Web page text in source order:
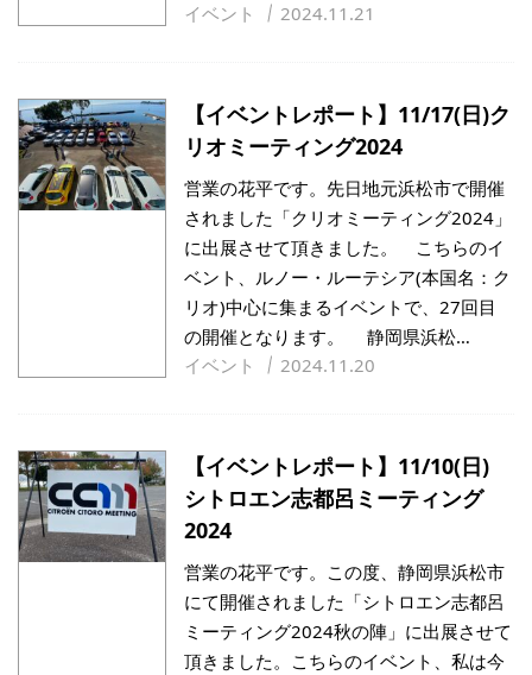
イベント
2024.11.21
【イベントレポート】11/17(日)ク
リオミーティング2024
営業の花平です。先日地元浜松市で開催
されました「クリオミーティング2024」
に出展させて頂きました。 こちらのイ
ベント、ルノー・ルーテシア(本国名：ク
リオ)中心に集まるイベントで、27回目
の開催となります。 静岡県浜松…
イベント
2024.11.20
【イベントレポート】11/10(日)
シトロエン志都呂ミーティング
2024
営業の花平です。この度、静岡県浜松市
にて開催されました「シトロエン志都呂
ミーティング2024秋の陣」に出展させて
頂きました。こちらのイベント、私は今